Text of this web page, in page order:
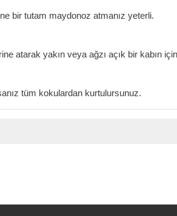
bir tutam maydonoz atmanız yeterli.
atarak yakın veya ağzı açık bir kabın
tüm kokulardan kurtulursunuz.